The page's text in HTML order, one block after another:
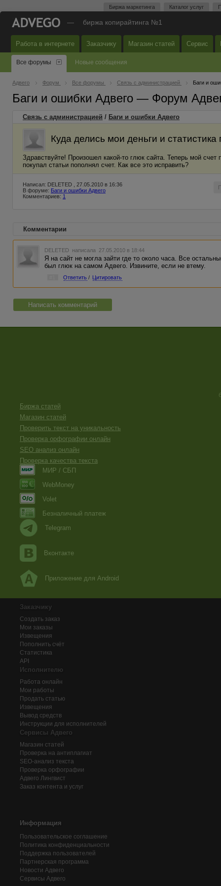
Биржа маркетинга Каталог услуг
— биржа копирайтинга №1
Работа в интернете Заказчику Магазин статей Сервис
Все форумы Новые сообщения
Адвего Форум Все форумы Связь с администрацией Баги и
Баги и ошибки Адвего — Форум
Связь с администрацией / Баги и ошибки Адвего
Куда делись мои деньги и
Здравствуйте! Произошел какой-то глюк сайта. Теперь мой
покупал статьи пополнял счет. Как все это исправить?
Написал: DELETED , 27.05.2010 в 16:36
В форуме: Баги и ошибки Адвего
Комментариев: 1
Комментарии
DELETED написала 27.05.2010 в 18:44
Я на сайт не могла зайти где то около часа. Все
был глюк на самом Адвего. Извините, если не втему.
Ответить / Цитировать
Написать комментарий
Биржа статей
Магазин статей
Проверить текст на уникальность
Проверка орфографии онлайн
SEO анализ онлайн
Проверка качества текста
МИР / СБП
WebMoney
Volet
Безналичный платеж
Telegram
Вконтакте
Приложение для Android
Заказчику
Создать заказ
Мои заказы
Извещения
Пополнить счёт
Статистика
API
Исполнителю
Работа онлайн
Мои работы
Продать статью
Извещения
Вывод средств
Инструкции для исполнителей
Сервисы Адвего
Магазин статей
Проверка на антиплагиат
SEO-анализ текста
Проверка орфографии
Адвего Лингвист
Заказ контента и услуг
Информация
Пользовательское соглашение
Политика конфиденциальности
Поддержка пользователей
Партнерская программа
Новости Адвего
Сервисы Адвего